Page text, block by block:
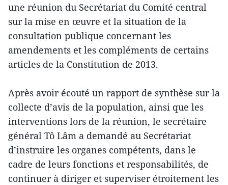
une réunion du Secrétariat du Comité central
sur la mise en œuvre et la situation de la
consultation publique concernant les
amendements et les compléments de certains
articles de la Constitution de 2013.
Après avoir écouté un rapport de synthèse sur la
collecte d’avis de la population, ainsi que les
interventions lors de la réunion, le secrétaire
général Tô Lâm a demandé au Secrétariat
d’instruire les organes compétents, dans le
cadre de leurs fonctions et responsabilités, de
continuer à diriger et superviser étroitement les